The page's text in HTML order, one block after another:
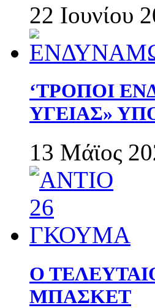
22 Ιουνίου
‘ΤΡΟΠΟΙ
ΥΓΕΙΑΣ»
13 Μάϊος
Ο
ΜΠΑΣΚΕΤ